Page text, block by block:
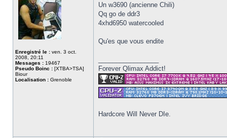
Enregistré le : ven. 3 oct.
2008, 20:11
Messages : 19467
Pseudo Boinc : [XTBA>TSA]
Biour
Localisation : Grenoble
Un w3690 (ancienne Chili)
Qq go de ddr3
4xhd6950 watercooled
Qu'es que vous endite
Forever Qlimax Addict!
Hardcore Will Never DIe.